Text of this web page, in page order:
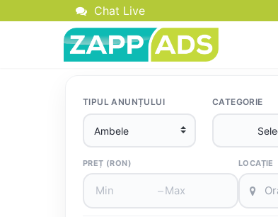
Chat Live
TIPUL ANUNȚULUI CATEGORIE
PREȚ (RON)
–
LOCAȚIE